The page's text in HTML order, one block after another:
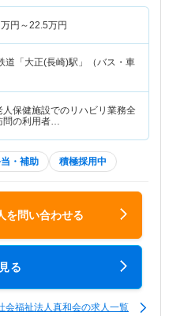
す。
万円～22.5万円
道「大正(長崎)駅」（バス・車
人保健施設でのリハビリ業務全
の利用者…
・補助 積極採用中
を問い合わせる
る
会福祉法人真和会の求人一覧